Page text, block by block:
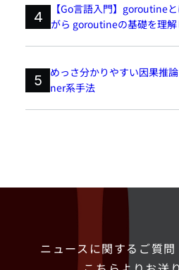
4
【Go言語入門】goroutine
がら goroutineの基礎を理解
5
めっさ分かりやすい因果推
ner系手法
ニュースに関するご質